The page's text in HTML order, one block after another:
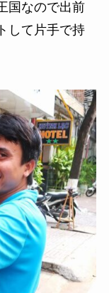
国なので出前
して片手で持